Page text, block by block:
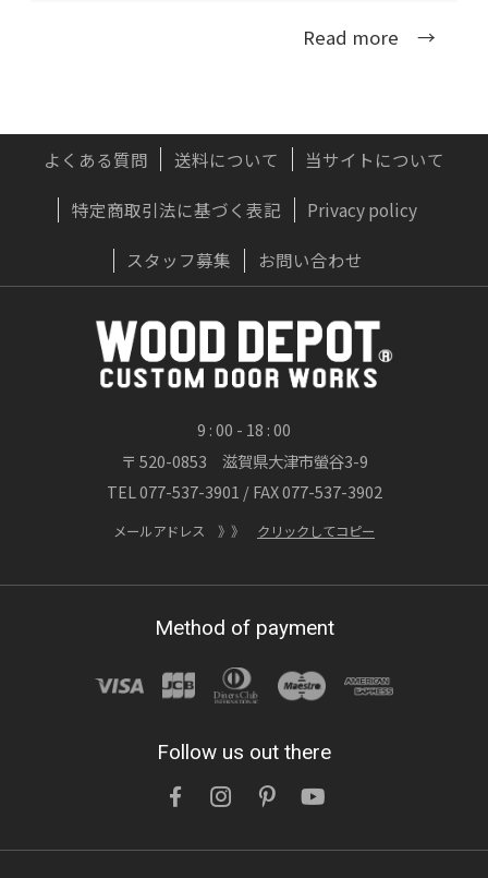
詳しくはこちら
2026/07/22
実はおすすめしない？木製ドアに「無垢材」
が向かないプロの理由
OWNERS BLOG 更新
詳しくはこちら
2026/07/20
渓流が刻んだ時間、職人が刻む時間 ― 木製
玄関ドア「ヘビーヴィンテージフィニッシ
ネットでなんて注文できない」を無くした話
OWNERS BLOG 更新
Read more →
よくある質問 送料について 当サイトについて
特定商取引法に基づく表記 Privacy policy
スタッフ募集 お問い合わせ
9 : 00 - 18 : 00
〒 520-0853 滋賀県大津市螢谷3-9
TEL 077-537-3901 / FAX 077-537-3902
メールアドレス 》》 クリックしてコピー
Method of payment
Follow us out there